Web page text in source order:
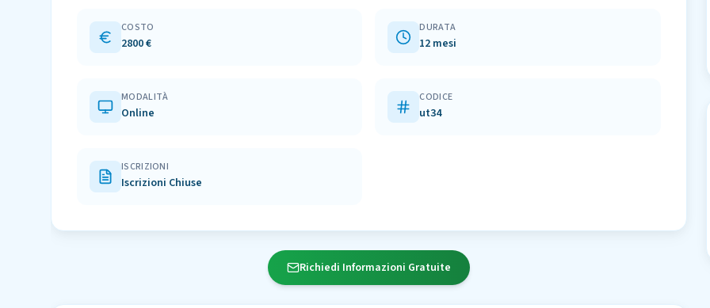
COSTO
2800 €
DURATA
12 mesi
MODALITÀ
Online
CODICE
ut34
ISCRIZIONI
Iscrizioni Chiuse
Richiedi Informazioni Gratuite